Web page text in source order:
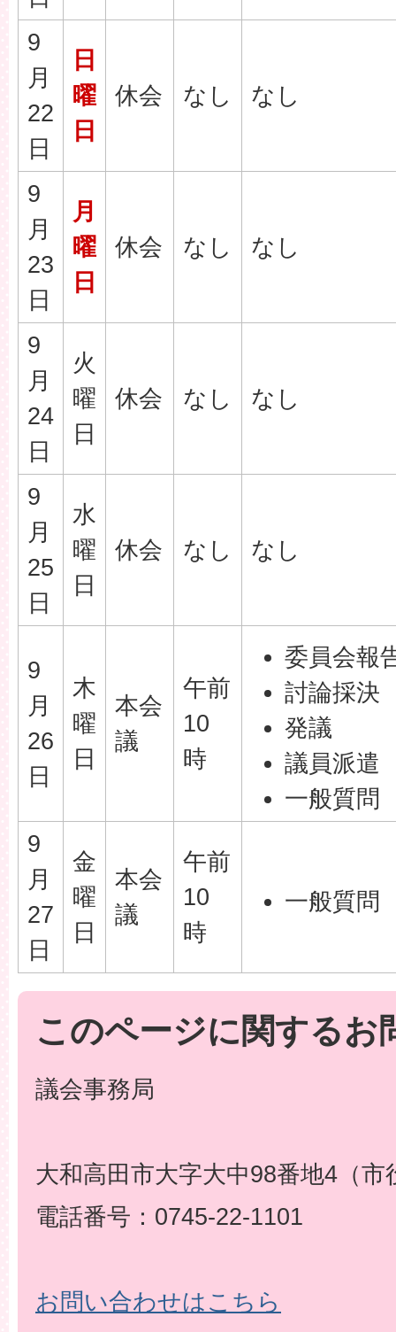
9
月
22
日
日
曜
日
休会 なし なし
9
月
23
日
月
曜
日
休会 なし なし
9
月
24
日
火
曜
日
休会 なし なし
9
月
25
日
水
曜
日
休会 なし なし
9
月
26
日
木
曜
日
本会
議
午前
10
時
委員会報
討論採決
発議
議員派遣
一般質問
9
月
27
日
金
曜
日
本会
議
午前
10
時
一般質問
このページに関するお
議会事務局
大和高田市大字大中98番地4（市
電話番号：0745-22-1101
お問い合わせはこちら